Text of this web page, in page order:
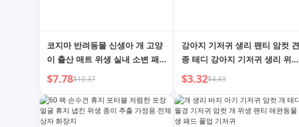
코지마 반려동물 신생아 개 고양
이 출산 매트 위생 실내 소변 패
드 기저귀 두꺼운 일회용 변기
$7.78$10.37
강아지 기저귀 생리 팬티 암컷 견
종 테디 강아지 기저귀 생리 위생
암컷 반려동물 위생 패드 풀업 기
$3.32$4.43